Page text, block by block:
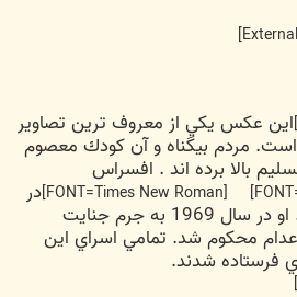
اين عكس يكي از معروف ترين تصاوير
ورشو در سال 1944 است. مردم بيگناه و آن كودك معصوم
بالا برده اند . افسراس
در
حال نگاه به دوربين است. او در سال 1969 به جرم جنايت
محكوم شد. تمامي اسراي اين
فرستاده شدند.